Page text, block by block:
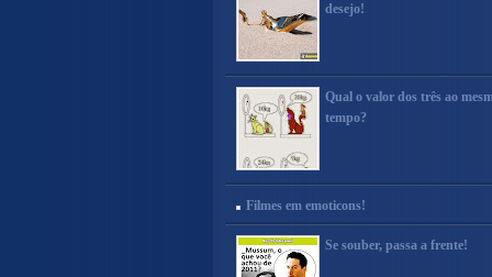
desejo!
Qual o valor dos três ao
tempo?
Filmes em emoticons!
Se souber, passa a frente!